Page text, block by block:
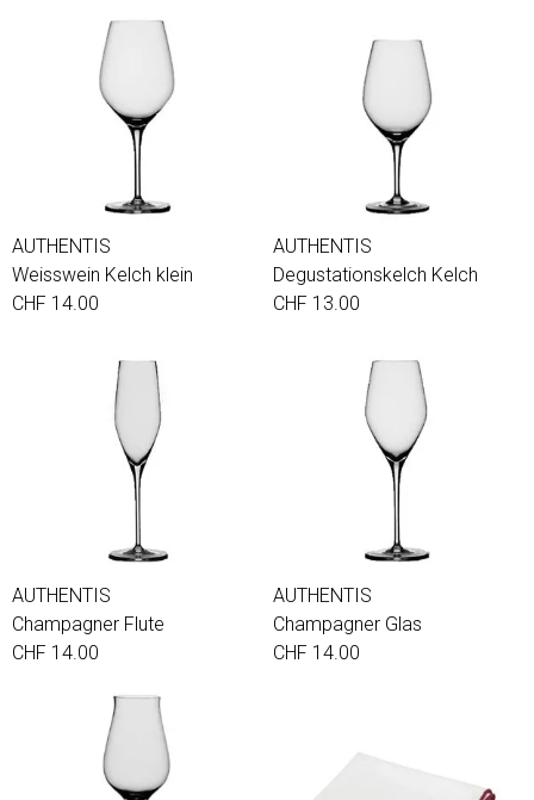
AUTHENTIS
Weisswein Kelch klein
CHF 14.00
AUTHENTIS
Degustationskelch Kelch
CHF 13.00
AUTHENTIS
Champagner Flute
CHF 14.00
AUTHENTIS
Champagner Glas
CHF 14.00